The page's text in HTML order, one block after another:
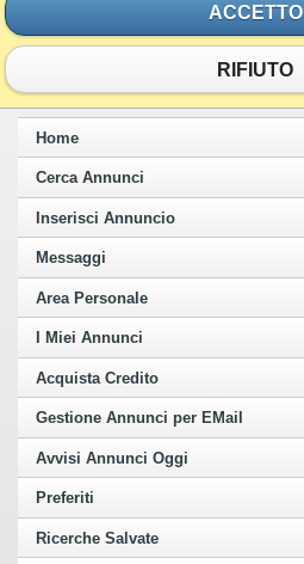
ACCETTO
RIFIUTO
Home
Cerca Annunci
Inserisci Annuncio
Messaggi
Area Personale
I Miei Annunci
Acquista Credito
Gestione Annunci per EMail
Avvisi Annunci Oggi
Preferiti
Ricerche Salvate